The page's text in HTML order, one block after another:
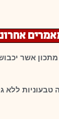
אשר
טבעוניות ללא